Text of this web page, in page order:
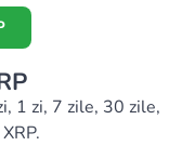
1 zi, 7 zile, 30 zile,